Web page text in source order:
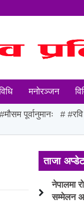
मनोरञ्जन
#मौसम पूर्वानुमानः
ताजा अप्डेट
नेपालमा
सम्मेलन